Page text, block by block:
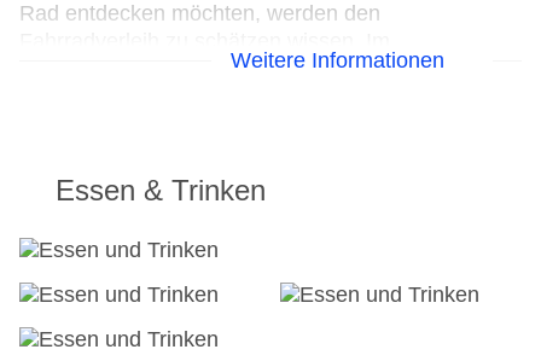
Rad entdecken möchten, werden den
Geschäftsbereich (Business-Center) sind Faxgerät
Parkplatz: gegen Gebühr
Check-in von: 15:00:00
Konferenzraum
Garten: ohne Gebühr
WLAN/WiFi im Hotel
Weitere Informationen
Essen & Trinken